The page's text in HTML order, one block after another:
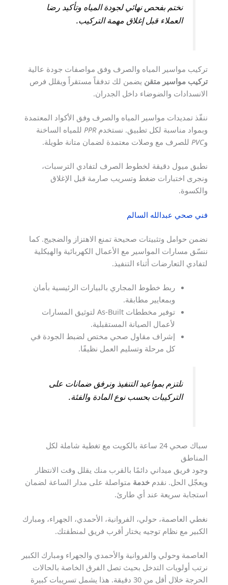
نختم بفحص نهائي لجودة المياه وتأكيد رضا
العملاء قبل إغلاق مهمة التركيب.
تركيب مواسير المياه والصرف وفق مواصفات جودة عالية
تركيب مواسير متقن يضمن لك تدفقاً مستقراً ويقلل فرص
الانسدادات والضوضاء داخل الجدران.
ننفّذ تمديدات مواسير المياه والصرف وفق الأكواد المعتمدة
وبمواد مناسبة لكل تطبيق. نستخدمPPR للمياه الساخنة
وPVC للصرف مع وصلات معتمدة لضمان متانة طويلة.
نطبق ميول دقيقة لخطوط الصرف لتفادي الترسبات،
ونجرى اختبارات ضغط وتسريب صارمة قبل الإغلاق
والكسوة.
فني صحي عبدالله السالم
نضمن حوامل وتثبيتات صحيحة تمنع الاهتزاز والضجيج. كما
ننسّق مسارات المواسير مع الأعمال الكهربائية والهيكلية
لتفادي التعارضات أثناء التنفيذ.
ربط خطوط المجاري بالبيارات الرئيسية بأمان
وبمعايير مطابقة.
توفير مخططات As-Built لتوثيق المسارات
لأعمال الصيانة المستقبلية.
إشراف مقاول صحي مختص لضبط الجودة في
كل مرحلة وتسليم العمل نظيفًا.
نلتزم بمواعيد التنفيذ ونرفق ضمانات على
التركيبات بحسب نوع المادة والفئة.
سباك صحي 24 ساعة بالكويت مع تغطية شاملة لكل
المناطق
وجود فريق ميداني دائمًا بالقرب منك يقلل وقت الانتظار
ويعجّل الحل. نقدم خدمة متواصلة على مدار الساعة لضمان
استجابة سريعة عند أي طارئ.
نغطي العاصمة، حولي، الفروانية، الأحمدي، الجهراء، ومبارك
الكبير مع نظام توجيه يختار أقرب فريق لمنطقتك.
العاصمة وحولي والفروانية والأحمدي والجهراء ومبارك الكبير
نرتب أولويات التدخل بحيث تصل الفرق الخاصة بالحالات
الحرجة خلال أقل من 30 دقيقة. هذا يشمل تسريبات كبيرة